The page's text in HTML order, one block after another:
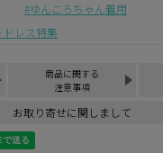
ゆんころちゃん着用
レス特集
商品に関する
注意事項
お取り寄せに関しまして